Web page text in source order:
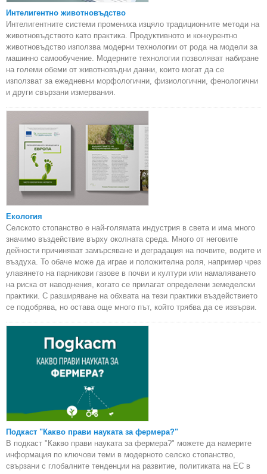
Интелигентно животновъдство
Интелигентните системи промениха изцяло традиционните методи на
животновъдството като практика. Продуктивното и конкурентно
животновъдство използва модерни технологии от рода на модели за
машинно самообучение. Модерните технологии позволяват набиране
на големи обеми от животновъдни данни, които могат да се
използват за ежедневни морфологични, физиологични, фенологични
и други свързани измервания.
Екология
Селското стопанство е най-голямата индустрия в света и има много
значимо въздействие върху околната среда. Много от неговите
дейности причиняват замърсяване и деградация на почвите, водите и
въздуха. То обаче може да играе и положителна роля, например чрез
улавянето на парникови газове в почви и култури или намаляването
на риска от наводнения, когато се прилагат определени земеделски
практики. С разширяване на обхвата на тези практики въздействието
се подобрява, но остава още много път, който трябва да се извърви.
Подкаст "Какво прави науката за фермера?"
В подкаст "Какво прави науката за фермера?" можете да намерите
информация по ключови теми в модерното селско стопанство,
свързани с глобалните тенденции на развитие, политиката на ЕС в